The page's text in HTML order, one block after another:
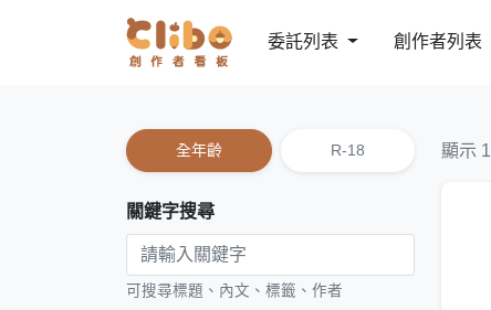
委託列表 創作者列表
全年齡 R-18
關鍵字搜尋
可搜尋標題、內文、標籤、作者
顯示